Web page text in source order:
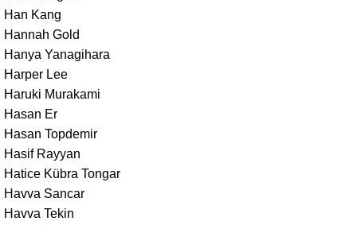
Han Kang
Hannah Gold
Hanya Yanagihara
Harper Lee
Haruki Murakami
Hasan Er
Hasan Topdemir
Hasif Rayyan
Hatice Kübra Tongar
Havva Sancar
Havva Tekin